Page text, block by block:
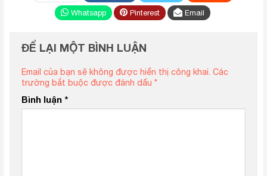
Whatsapp
Pinterest Email
ĐỂ LẠI MỘT BÌNH LUẬN
Email của bạn sẽ không được hiển thị công khai. Các
trường bắt buộc được đánh dấu *
Bình luận *